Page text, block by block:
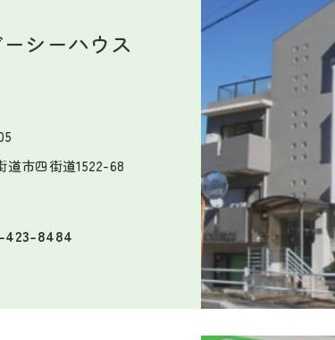
シーハウス
道市四街道1522-68
8484